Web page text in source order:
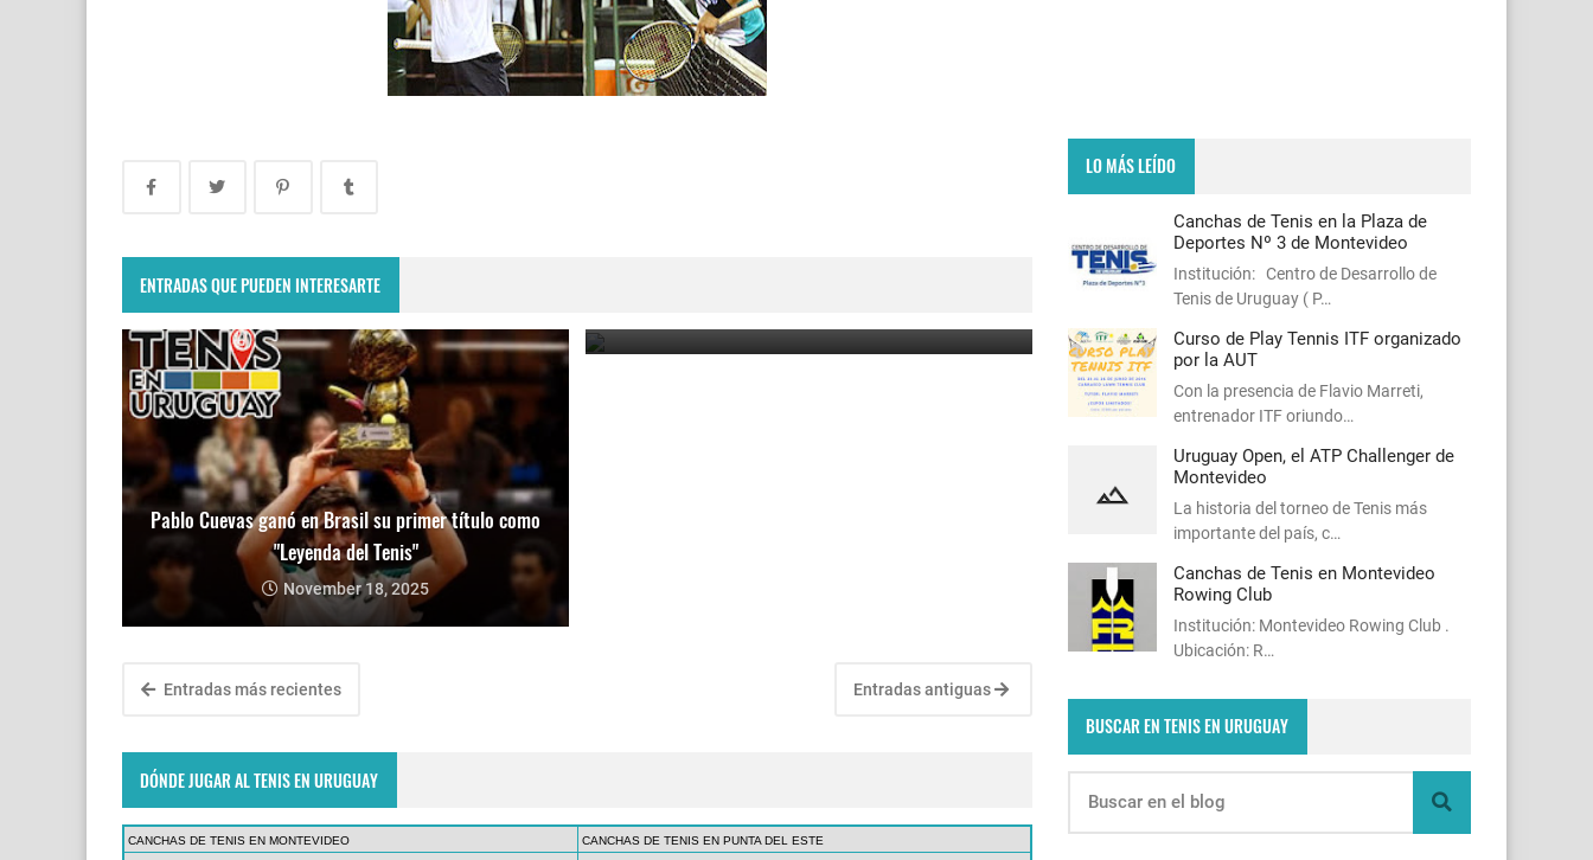
ENTRADAS QUE PUEDEN INTERESARTE
Pablo Cuevas ganó en Brasil su primer título como
"Leyenda del Tenis"
November 18, 2025
Entradas más recientes Entradas antiguas
DÓNDE JUGAR AL TENIS EN URUGUAY
CANCHAS DE TENIS EN MONTEVIDEO CANCHAS DE TENIS EN PUNTA DEL ESTE
LO MÁS LEÍDO
Canchas de Tenis en la Plaza de
Deportes Nº 3 de Montevideo
Institución: Centro de Desarrollo de
Tenis de Uruguay ( P…
Curso de Play Tennis ITF organizado
por la AUT
Con la presencia de Flavio Marreti,
entrenador ITF oriundo…
Uruguay Open, el ATP Challenger de
Montevideo
La historia del torneo de Tenis más
importante del país, c…
Canchas de Tenis en Montevideo
Rowing Club
Institución: Montevideo Rowing Club .
Ubicación: R…
BUSCAR EN TENIS EN URUGUAY